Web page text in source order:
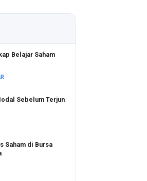
Belajar Saham
Sebelum Terjun
Saham di Bursa